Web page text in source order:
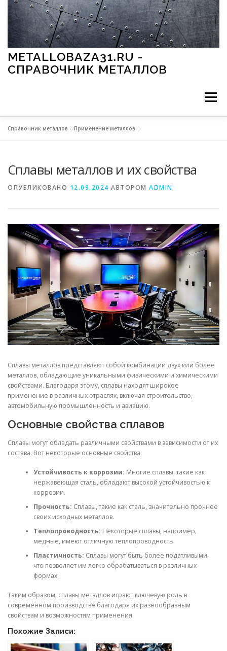
Перейти к содержимому
METALLOBAZA31.RU -
СПРАВОЧНИК МЕТАЛЛОВ
Меню
МЕТАЛЛЫ И ОКРУЖАЮЩАЯ СРЕДА
СВОЙСТВА МЕТАЛЛОВ СОРТА МЕТАЛЛОВ
СТАТЬИ
Справочник металлов »Применение металлов
Сплавы металлов и их свойства
ОПУБЛИКОВАНО 12.09.2024 АВТОРОМ ADMIN
Сплавы металлов представляют собой комбинации двух или более
металлов, обладающие уникальными физическими и химическими
свойствами. Благодаря этому, сплавы находят широкое
применение в различных отраслях, включая строительство,
автомобильную промышленность и авиацию.
Основные свойства сплавов
Сплавы могут обладать различными свойствами в зависимости от их
состава. Вот некоторые основные свойства:
Устойчивость к коррозии: Многие сплавы, такие как
нержавеющая сталь, обладают высокой устойчивостью к
коррозии.
Прочность: Сплавы, такие как сталь, значительно прочнее
своих исходных металлов.
Теплопроводность: Некоторые сплавы, например,
медные, имеют отличную теплопроводность.
Пластичность: Сплавы могут быть более податливыми,
что позволяет им легко обрабатываться в различных
формах.
Таким образом, сплавы металлов играют ключевую роль в
современном производстве благодаря их разнообразным
свойствам и возможностям применения.
Похожие Записи: